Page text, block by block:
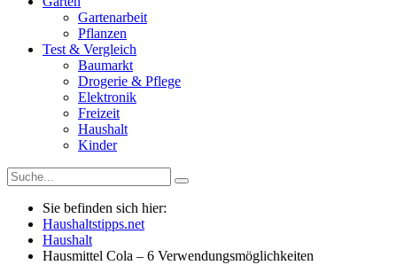
Gartenarbeit
Pflanzen
Test & Vergleich
Baumarkt
Drogerie & Pflege
Elektronik
Freizeit
Haushalt
Kinder
Sie befinden sich hier:
Haushaltstipps.net
Haushalt
Hausmittel Cola – 6 Verwendungsmöglichkeiten